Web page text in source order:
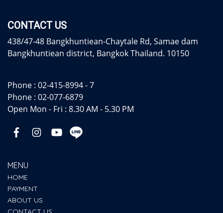
CONTACT US
438/47-48 Bangkhuntiean-Chaytale Rd, Samae dam
Bangkhuntiean district, Bangkok Thailand. 10150
Phone : 02-415-8994 - 7
Phone : 02-077-6879
Open Mon - Fri : 8.30 AM - 5.30 PM
MENU
HOME
PAYMENT
ABOUT US